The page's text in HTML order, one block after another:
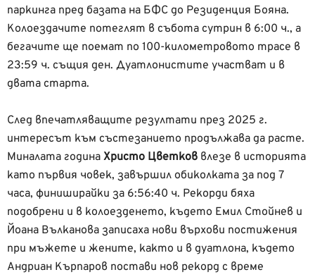
паркинга пред базата на БФС до Резиденция Бояна.
Колоездачите потеглят в събота сутрин в 6:00 ч., а
бегачите ще поемат по 100-километровото трасе в
23:59 ч. същия ден. Дуатлонистите участват и в
двата старта.
След впечатляващите резултати през 2025 г.
интересът към състезанието продължава да расте.
Миналата година Христо Цветков влезе в историята
като първия човек, завършил обиколката за под 7
часа, финиширайки за 6:56:40 ч. Рекорди бяха
подобрени и в колоезденето, където Емил Стойнев и
Йоана Вълканова записаха нови върхови постижения
при мъжете и жените, както и в дуатлона, където
Андриан Кърпаров постави нов рекорд с време